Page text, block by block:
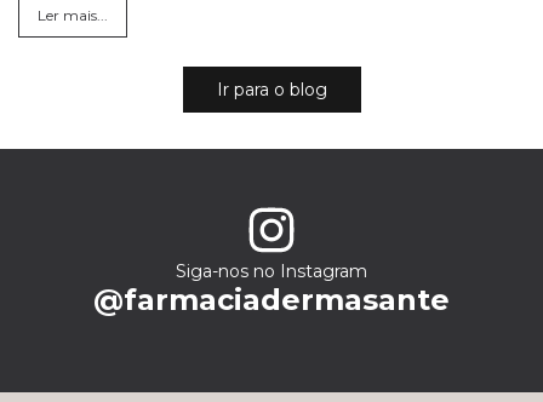
Ler mais...
Ir para o blog
Siga-nos no Instagram
@farmaciadermasante